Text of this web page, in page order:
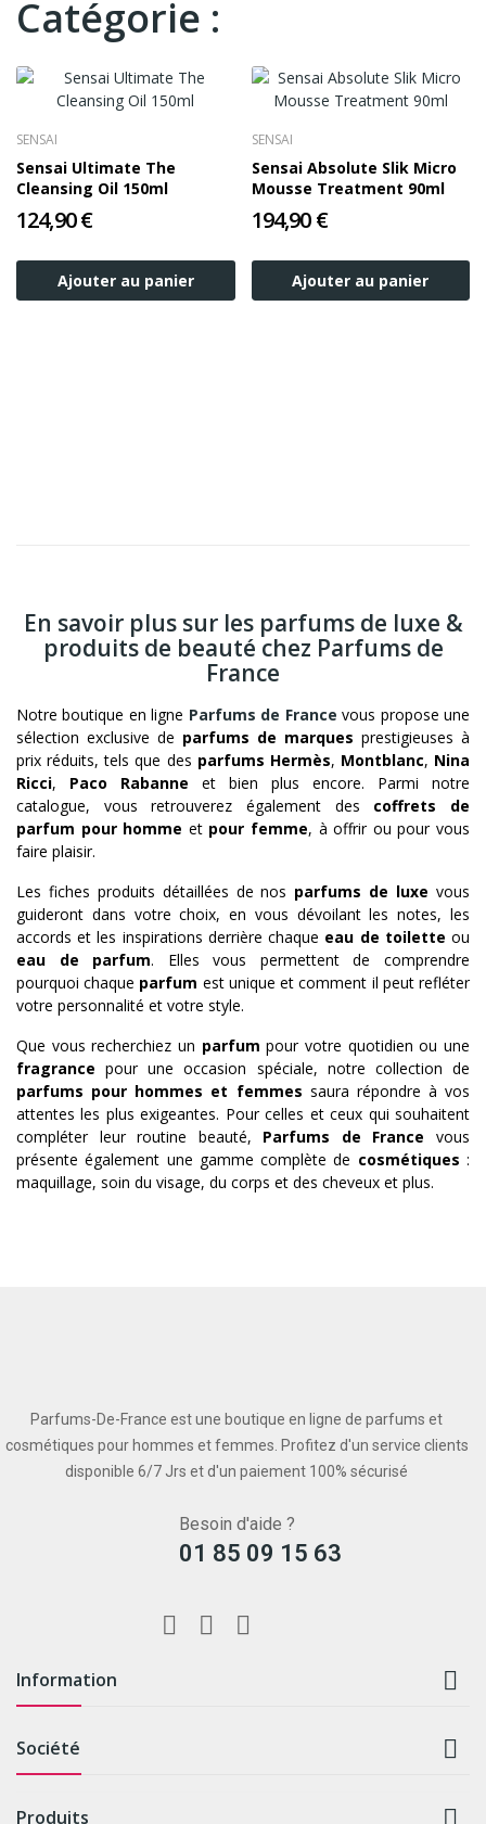
Catégorie :
SENSAI
Sensai Ultimate The
Cleansing Oil 150ml
124,90 €
Ajouter au panier
SENSAI
Sensai Absolute Slik Micro
Mousse Treatment 90ml
194,90 €
Ajouter au panier
En savoir plus sur les parfums de luxe &
produits de beauté chez Parfums de
France
Notre boutique en ligne Parfums de France vous propose une
sélection exclusive de parfums de marques prestigieuses à
prix réduits, tels que des parfums Hermès, Montblanc, Nina
Ricci, Paco Rabanne et bien plus encore. Parmi notre
catalogue, vous retrouverez également des coffrets de
parfum pour homme et pour femme, à offrir ou pour vous
faire plaisir.
Les fiches produits détaillées de nos parfums de luxe vous
guideront dans votre choix, en vous dévoilant les notes, les
accords et les inspirations derrière chaque eau de toilette ou
eau de parfum. Elles vous permettent de comprendre
pourquoi chaque parfum est unique et comment il peut refléter
votre personnalité et votre style.
Que vous recherchiez un parfum pour votre quotidien ou une
fragrance pour une occasion spéciale, notre collection de
parfums pour hommes et femmes saura répondre à vos
attentes les plus exigeantes. Pour celles et ceux qui souhaitent
compléter leur routine beauté, Parfums de France vous
présente également une gamme complète de cosmétiques :
maquillage, soin du visage, du corps et des cheveux et plus.
Parfums-De-France est une boutique en ligne de parfums et
cosmétiques pour hommes et femmes. Profitez d'un service clients
disponible 6/7 Jrs et d'un paiement 100% sécurisé
Besoin d'aide ?
01 85 09 15 63
Information 
Société 
Produits 